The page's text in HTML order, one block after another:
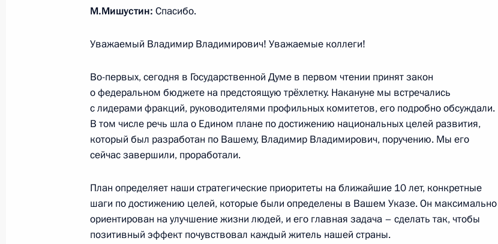
действия Договора о ракетах средней и меньшей дальности
26 октября 2020 года, 12:05
Встреча с Председателем Государственной Думы Вячеславом
Володиным
26 октября 2020 года, 10:00 Московская область, Ново-Огарёво
23 октября 2020 года, пятница
Совещание по экономическим вопросам
23 октября 2020 года, 14:30 Московская область, Ново-Огарёво
2
М.Мишустин: Спасибо.
Уважаемый Владимир Владимирович! Уважаемые коллеги!
Во-первых, сегодня в Государственной Думе в первом чтении принят закон
о федеральном бюджете на предстоящую трёхлетку. Накануне мы встречались
с лидерами фракций, руководителями профильных комитетов, его подробно обсуждали.
В том числе речь шла о Едином плане по достижению национальных целей развития,
который был разработан по Вашему, Владимир Владимирович, поручению. Мы его
сейчас завершили, проработали.
План определяет наши стратегические приоритеты на ближайшие 10 лет, конкретные
шаги по достижению целей, которые были определены в Вашем Указе. Он максимально
ориентирован на улучшение жизни людей, и его главная задача – сделать так, чтобы
позитивный эффект почувствовал каждый житель нашей страны.